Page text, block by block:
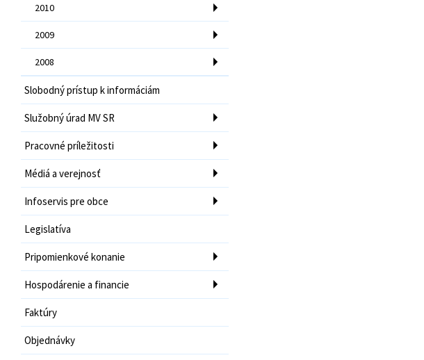
2010
2009
2008
Slobodný prístup k informáciám
Služobný úrad MV SR
Pracovné príležitosti
Médiá a verejnosť
Infoservis pre obce
Legislatíva
Pripomienkové konanie
Hospodárenie a financie
Faktúry
Objednávky